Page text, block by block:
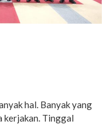
hal. Banyak yang
kerjakan. Tinggal